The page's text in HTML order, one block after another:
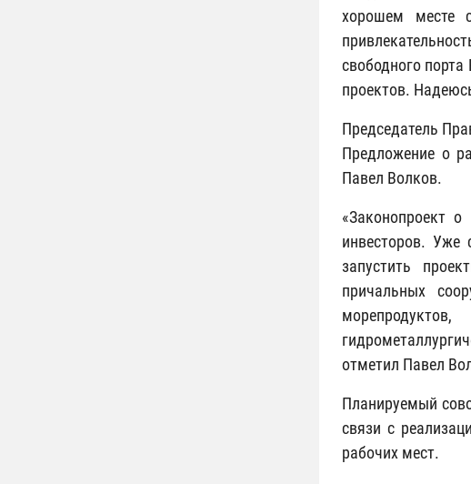
хорошем месте
свободного
проектов.
Председатель
Предложение о
Павел Волков.
«Законопроект
инвесторов. Уже
запустить
причальных
отметил Павел
Планируемый
связи с
рабочих мест.